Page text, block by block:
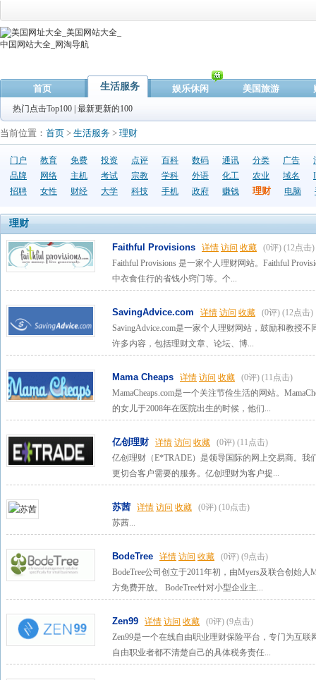
首页 生活服务 娱乐休闲 美国旅游
热门点击Top100 最新更新的100
当前位置： 首页 > 生活服务 > 理财
门户 教育 免费 投资 点评 百科 数码 通讯 分类 广告
品牌
网络 主机 考试 宗教 学科 外语 化工 农业 域名
招聘
女性 财经 大学 科技 手机 政府 赚钱 理财 电脑
理财
Faithful Provisions 详情 访问 收藏 (0评) (12点击)
Faithful Provisions 是一家个人理财网站。Faithful
中衣食住行的省钱小窍门等。个...
SavingAdvice.com 详情 访问 收藏 (0评) (12点击)
SavingAdvice.com是一家个人理财网站，鼓励和教授不
许多内容，包括理财文章、论坛、博...
Mama Cheaps 详情 访问 收藏 (0评) (11点击)
MamaCheaps.com是一个关注节俭生活的网站。
的女儿于2008年在医院出生的时候，他们...
亿创理财 详情 访问 收藏 (0评) (11点击)
亿创理财（E*TRADE）是领导国际的网上交易商。我
更切合客户需要的服务。亿创理财为客户提...
苏茜 详情 访问 收藏 (0评) (10点击)
苏茜...
BodeTree 详情 访问 收藏 (0评) (9点击)
BodeTree公司创立于2011年初，由Myers及联合创始
方免费开放。 BodeTree针对小型企业主...
Zen99 详情 访问 收藏 (0评) (9点击)
Zen99是一个在线自由职业理财保险平台，专门为互
自由职业者都不清楚自己的具体税务责任...